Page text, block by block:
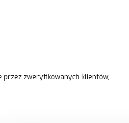
przez zweryfikowanych klientów,